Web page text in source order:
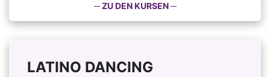
─ ZU DEN KURSEN ─
LATINO DANCING